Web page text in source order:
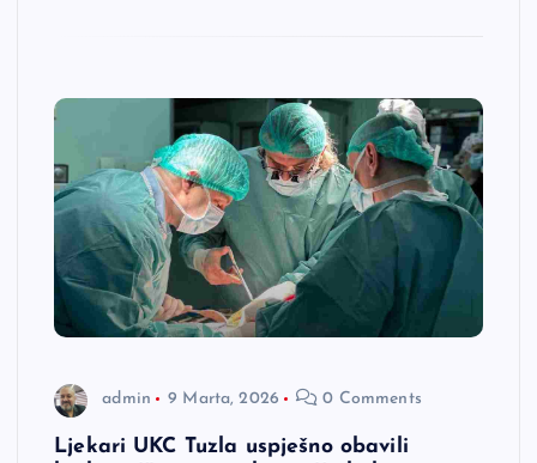
admin 9 Marta, 2026 0 Comments
Ljekari UKC Tuzla uspješno obavili